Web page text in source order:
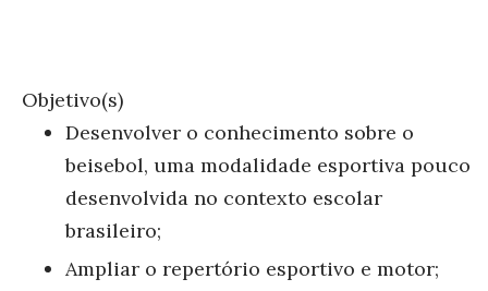
Objetivo(s)
Desenvolver o conhecimento sobre o
beisebol, uma modalidade esportiva pouco
desenvolvida no contexto escolar
brasileiro;
Ampliar o repertório esportivo e motor;